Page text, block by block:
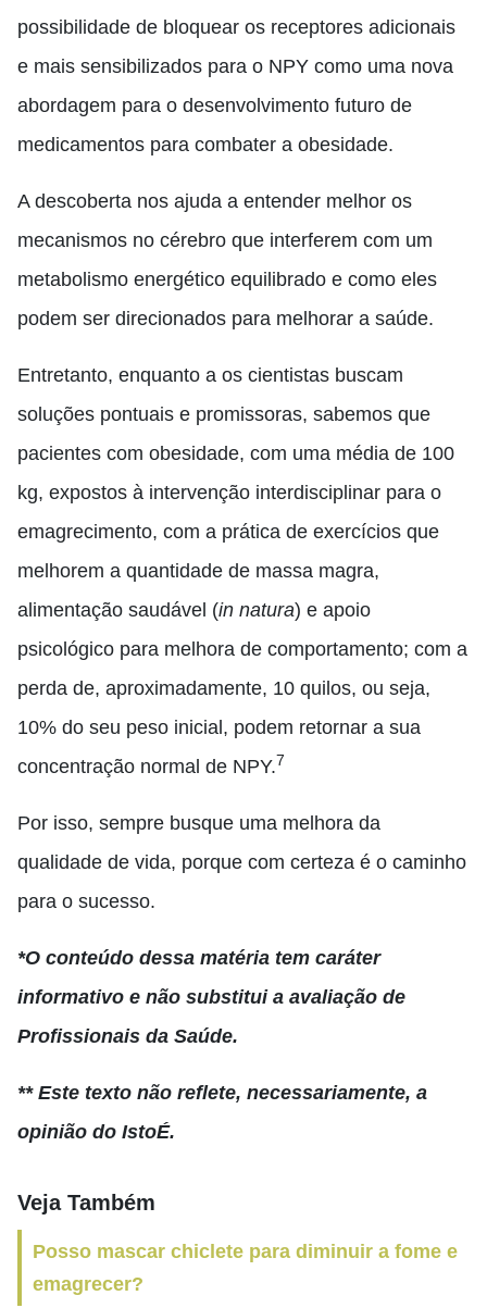
possibilidade de bloquear os receptores adicionais
e mais sensibilizados para o NPY como uma nova
abordagem para o desenvolvimento futuro de
medicamentos para combater a obesidade.
A descoberta nos ajuda a entender melhor os
mecanismos no cérebro que interferem com um
metabolismo energético equilibrado e como eles
podem ser direcionados para melhorar a saúde.
Entretanto, enquanto a os cientistas buscam
soluções pontuais e promissoras, sabemos que
pacientes com obesidade, com uma média de 100
kg, expostos à intervenção interdisciplinar para o
emagrecimento, com a prática de exercícios que
melhorem a quantidade de massa magra,
alimentação saudável (in natura) e apoio
psicológico para melhora de comportamento; com a
perda de, aproximadamente, 10 quilos, ou seja,
10% do seu peso inicial, podem retornar a sua
concentração normal de NPY.7
Por isso, sempre busque uma melhora da
qualidade de vida, porque com certeza é o caminho
para o sucesso.
*O conteúdo dessa matéria tem caráter
informativo e não substitui a avaliação de
Profissionais da Saúde.
** Este texto não reflete, necessariamente, a
opinião do IstoÉ.
Veja Também
Posso mascar chiclete para diminuir a fome e
emagrecer?